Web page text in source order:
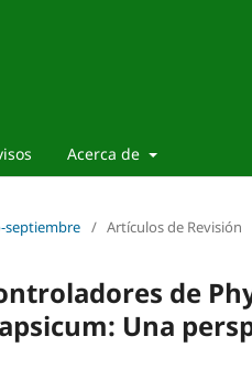
Acerca de
septiembre / Artículos de Revisión
de
Una